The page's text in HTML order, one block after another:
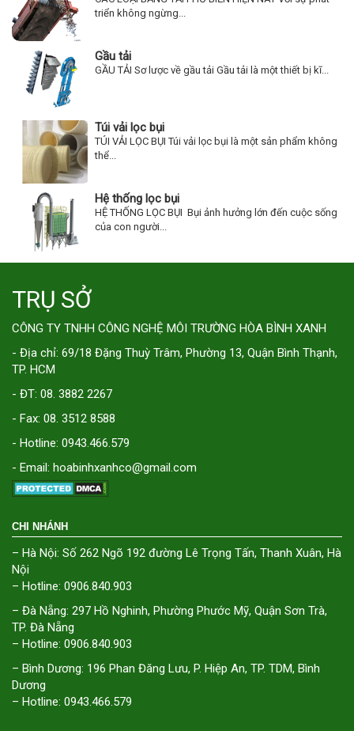
triển không ngừng...
Gầu tải
GẦU TẢI Sơ lược về gầu tải Gầu tải là một thiết bị kĩ...
Túi vải lọc bụi
TÚI VẢI LỌC BỤI Túi vải lọc bụi là một sản phẩm không
thể...
Hệ thống lọc bụi
HỆ THỐNG LỌC BỤI Bụi ảnh hưởng lớn đến cuộc sống
của con người...
TRỤ SỞ
CÔNG TY TNHH CÔNG NGHỆ MÔI TRƯỜNG HÒA BÌNH XANH
- Địa chỉ: 69/18 Đặng Thuỳ Trâm, Phường 13, Quận Bình Thạnh,
TP. HCM
- ĐT: 08. 3882 2267
- Fax: 08. 3512 8588
- Hotline: 0943.466.579
- Email: hoabinhxanhco@gmail.com
CHI NHÁNH
– Hà Nội: Số 262 Ngõ 192 đường Lê Trọng Tấn, Thanh Xuân, Hà
Nội
– Hotline: 0906.840.903
– Đà Nẵng: 297 Hồ Nghinh, Phường Phước Mỹ, Quận Sơn Trà,
TP. Đà Nẵng
– Hotline: 0906.840.903
– Bình Dương: 196 Phan Đăng Lưu, P. Hiệp An, TP. TDM, Bình
Dương
– Hotline: 0943.466.579